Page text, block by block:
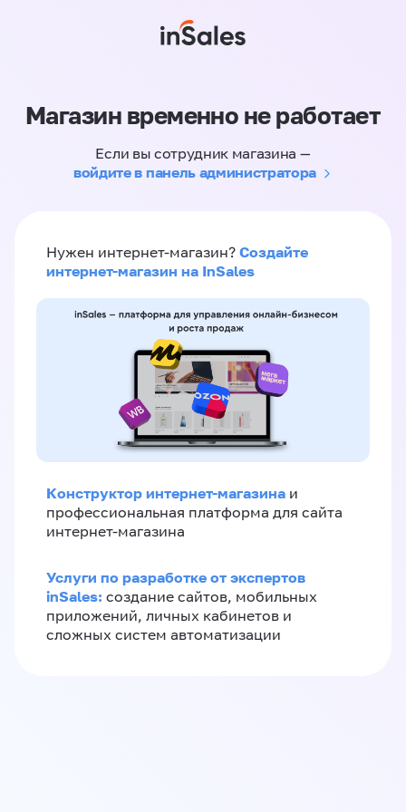
Магазин временно не работает
Если вы сотрудник магазина —
войдите в панель администратора
Нужен интернет-магазин? Создайте
интернет-магазин на InSales
Конструктор интернет-магазина и
профессиональная платформа для сайта
интернет-магазина
Услуги по разработке от экспертов
inSales: создание сайтов, мобильных
приложений, личных кабинетов и
сложных систем автоматизации